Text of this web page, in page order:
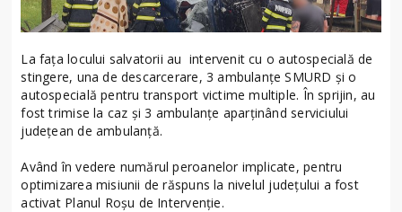
La fața locului salvatorii au intervenit cu o autospecială de
stingere, una de descarcerare, 3 ambulanțe SMURD și o
autospecială pentru transport victime multiple. În sprijin, au
fost trimise la caz și 3 ambulanțe aparținând serviciului
județean de ambulanță.
Având în vedere numărul peroanelor implicate, pentru
optimizarea misiunii de răspuns la nivelul județului a fost
activat Planul Roșu de Intervenție.